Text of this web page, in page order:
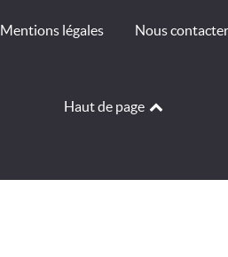
Mentions légales Nous contacter
Haut de page